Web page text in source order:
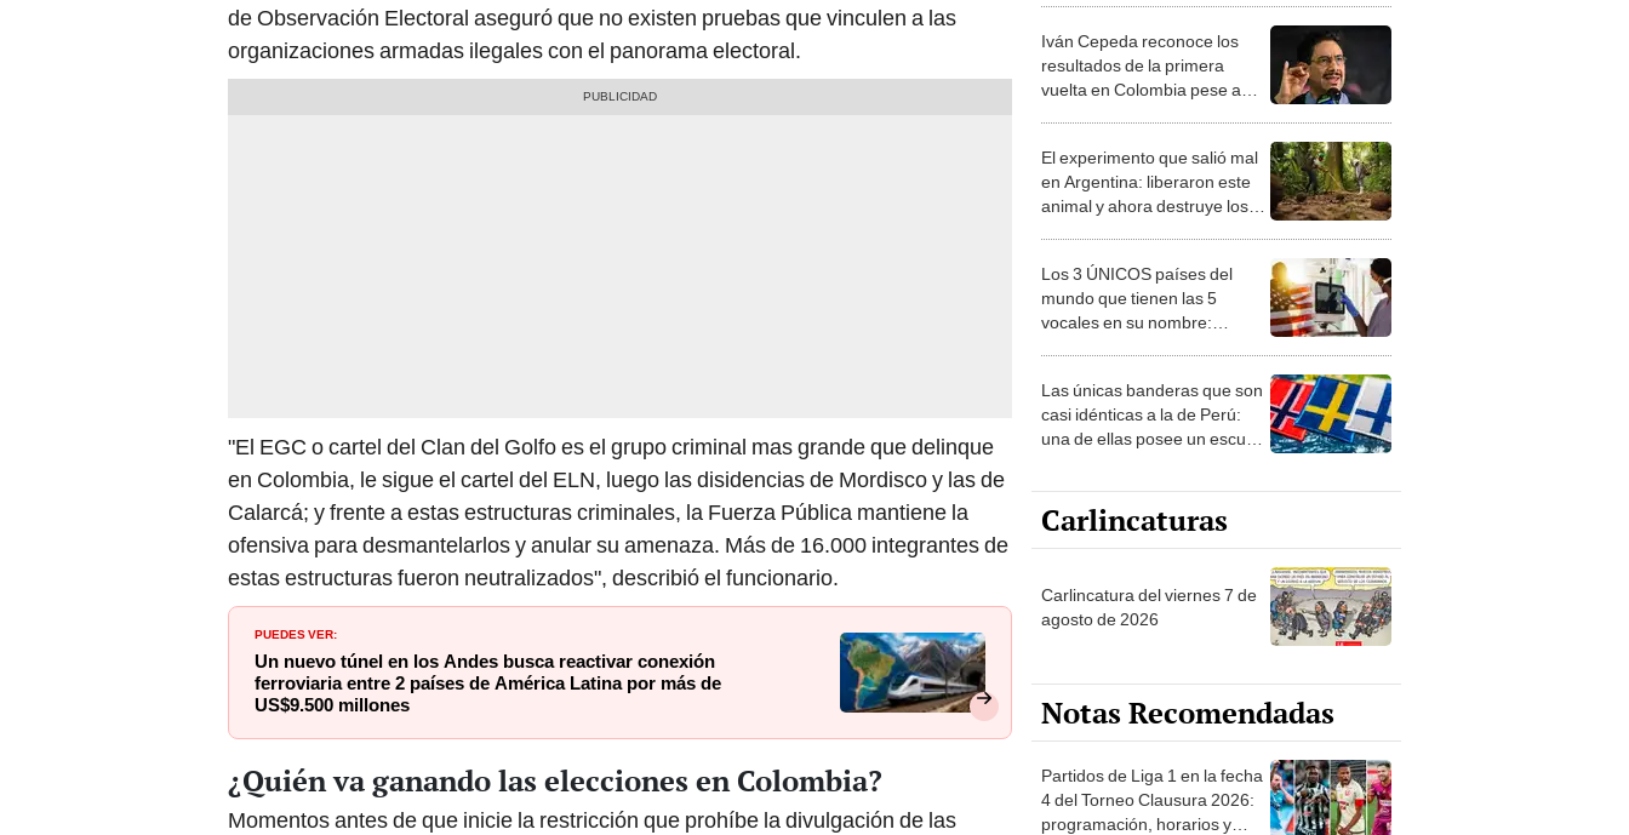
de Observación Electoral aseguró que no existen pruebas que vinculen a las
organizaciones armadas ilegales con el panorama electoral.
"El EGC o cartel del Clan del Golfo es el grupo criminal mas grande que delinque
en Colombia, le sigue el cartel del ELN, luego las disidencias de Mordisco y las de
Calarcá; y frente a estas estructuras criminales, la Fuerza Pública mantiene la
ofensiva para desmantelarlos y anular su amenaza. Más de 16.000 integrantes de
estas estructuras fueron neutralizados", describió el funcionario.
PUEDES VER:
Un nuevo túnel en los Andes busca reactivar conexión
ferroviaria entre 2 países de América Latina por más de
US$9.500 millones
¿Quién va ganando las elecciones en Colombia?
Momentos antes de que inicie la restricción que prohíbe la divulgación de las
Iván Cepeda reconoce los
resultados de la primera
vuelta en Colombia pese a
El experimento que salió mal
en Argentina: liberaron este
animal y ahora destruye los
Los 3 ÚNICOS países del
mundo que tienen las 5
vocales en su nombre:
Las únicas banderas que son
casi idénticas a la de Perú:
una de ellas posee un escudo
Carlincaturas
Carlincatura del viernes 7 de
agosto de 2026
Notas Recomendadas
Partidos de Liga 1 en la fecha
4 del Torneo Clausura 2026:
programación, horarios y